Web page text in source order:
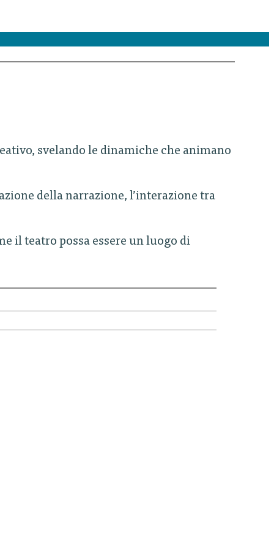
svelando le dinamiche che animano
della narrazione, l’interazione tra
il teatro possa essere un luogo di